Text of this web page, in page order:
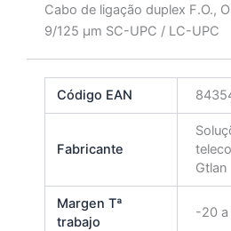
Cabo de ligação duplex F.O.,
9/125 μm SC-UPC / LC-UPC
Código EAN
Fabricante
Gtlan
Margen Tª
trabajo
-20 a